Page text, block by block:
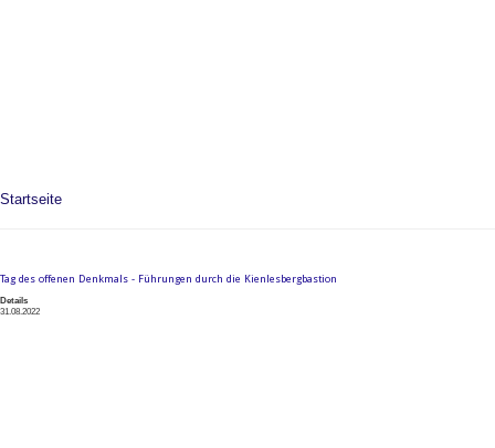
Startseite
Tag des offenen Denkmals - Führungen durch die Kienlesbergbastion
Details
31.08.2022